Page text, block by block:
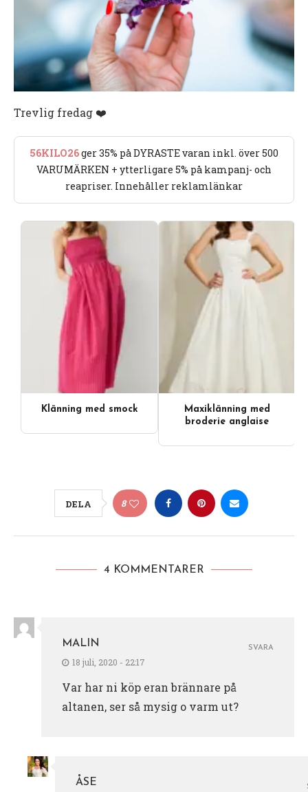
Trevlig fredag ❤️
56KILO26ger 35% på DYRASTE varan inkl. över 500
VARUMÄRKEN + ytterligare 5% på kampanj- och
reapriser. Innehåller reklamlänkar
Klänning med smock
Maxiklänning med
broderie anglaise
DELA 8
4 KOMMENTARER
MALIN
18 juli, 2020 - 22:17
Var har ni köp eran brännare på
altanen, ser så mysig o varm ut?
SVARA
ÅSE